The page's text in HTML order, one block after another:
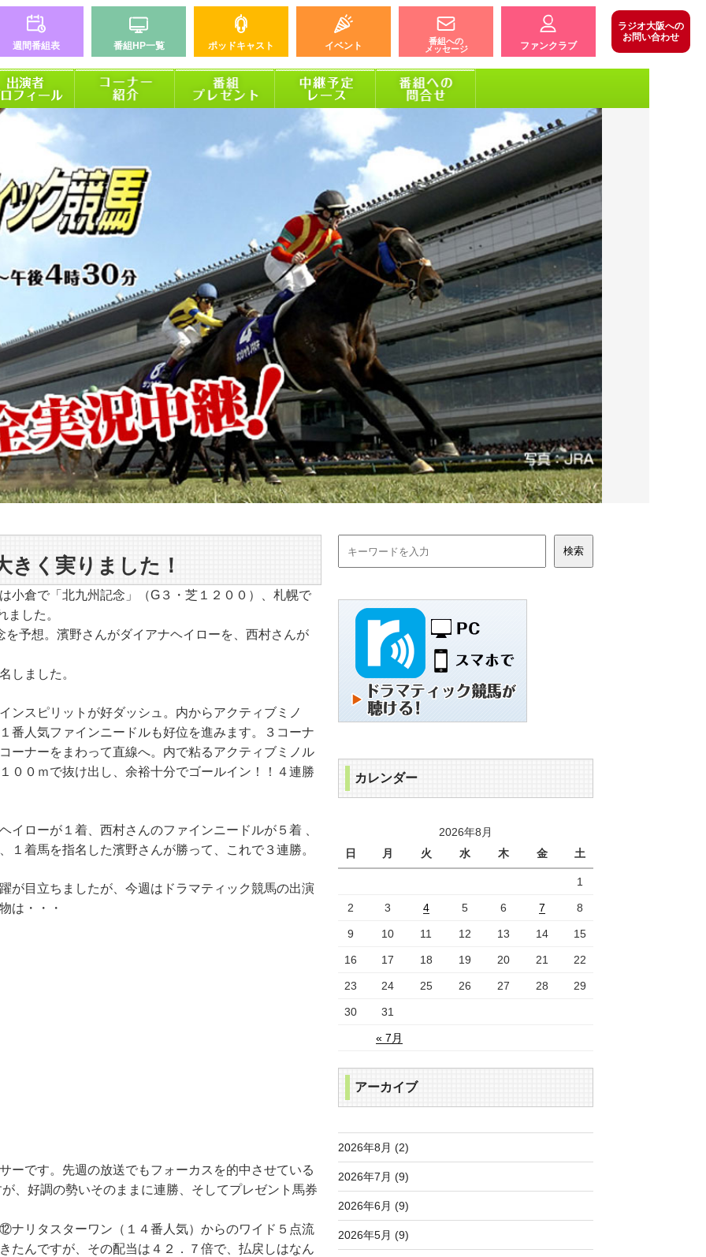
週間番組表 番組HP一覧 ポッドキャスト イベント
番組への
メッセージ
ファンクラブ
ラジオ大阪への
お問い合わせ
く実りました！
小倉で「北九州記念」（G３・芝１２００）、札幌で
した。
予想。濱野さんがダイアナヘイローを、西村さんが
しました。
ンスピリットが好ダッシュ。内からアクティブミノ
番人気ファインニードルも好位を進みます。３コーナ
ーナーをまわって直線へ。内で粘るアクティブミノル
００ｍで抜け出し、余裕十分でゴールイン！！４連勝
イローが１着、西村さんのファインニードルが５着 、
１着馬を指名した濱野さんが勝って、これで３連勝。
が目立ちましたが、今週はドラマティック競馬の出演
は・・・
ーです。先週の放送でもフォーカスを的中させている
、好調の勢いそのままに連勝、そしてプレゼント馬券
ナリタスターワン（１４番人気）からのワイド５点流
たんですが、その配当は４２．７倍で、払戻しはなん
カレンダー
2026年8月
日
月 火 水 木 金 土
« 7月
1
2 3 4 5 6 7 8
9 10 11 12 13 14 15
16 17 18 19 20 21 22
23 24 25 26 27 28 29
30 31
アーカイブ
2026年8月 (2)
2026年7月 (9)
2026年6月 (9)
2026年5月 (9)